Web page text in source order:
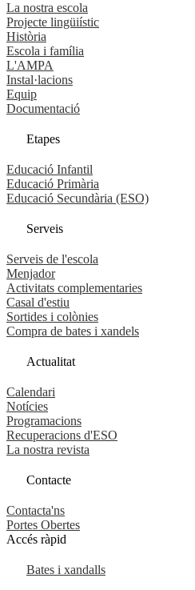
La nostra escola
Projecte lingüiístic
Història
Escola i família
L'AMPA
Instal·lacions
Equip
Documentació
Etapes
Educació Infantil
Educació Primària
Educació Secundària (ESO)
Serveis
Serveis de l'escola
Menjador
Activitats complementaries
Casal d'estiu
Sortides i colònies
Compra de bates i xandels
Actualitat
Calendari
Notícies
Programacions
Recuperacions d'ESO
La nostra revista
Contacte
Contacta'ns
Portes Obertes
Accés ràpid
Bates i xandalls